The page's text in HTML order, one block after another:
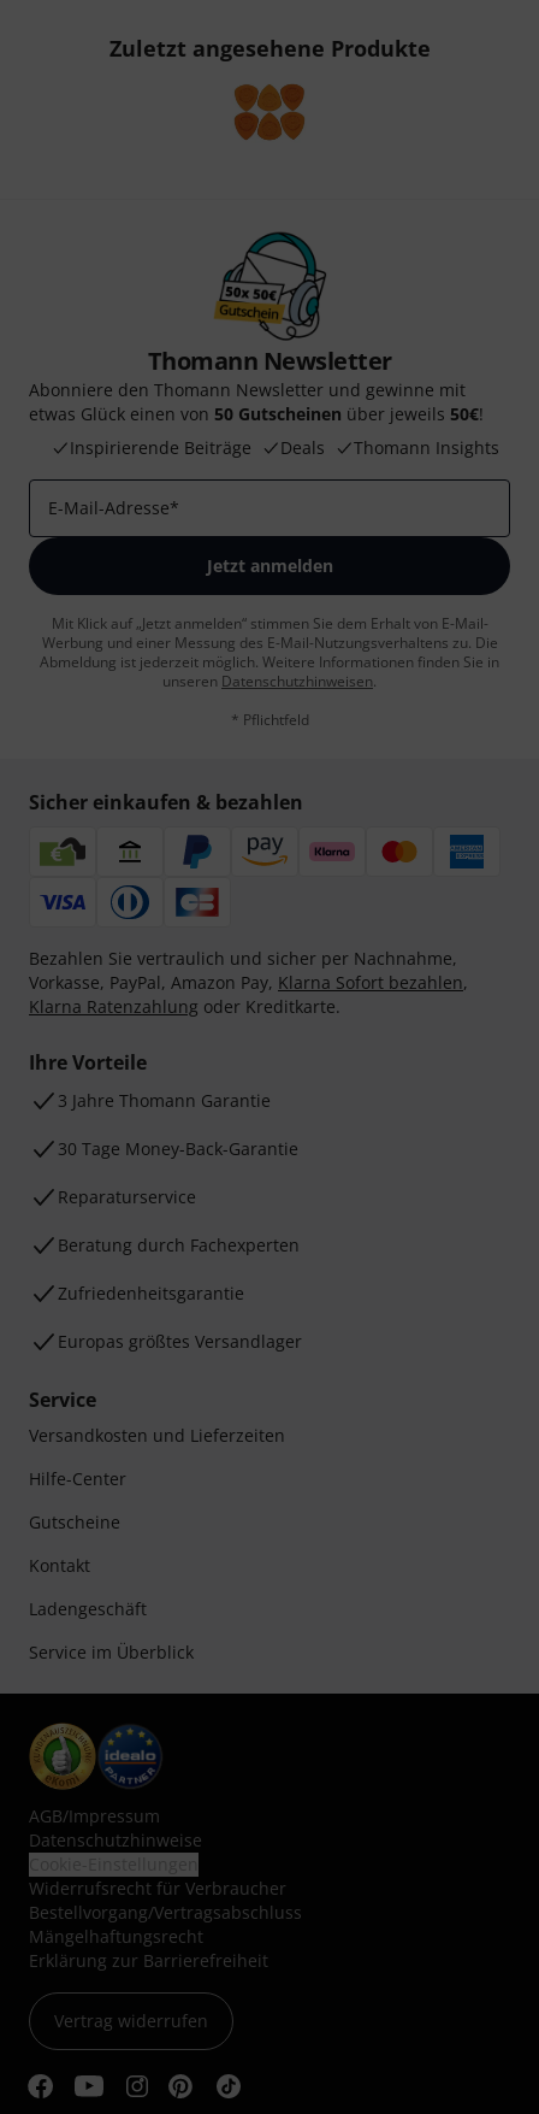
Zuletzt angesehene Produkte
Thomann Newsletter
Abonniere den Thomann Newsletter und gewinne mit
etwas Glück einen von 50 Gutscheinen über jeweils 50€!
Inspirierende Beiträge
Deals Thomann Insights
E-Mail-Adresse*
Jetzt anmelden
Mit Klick auf „Jetzt anmelden“ stimmen Sie dem Erhalt von E-Mail-
Werbung und einer Messung des E-Mail-Nutzungsverhaltens zu. Die
Abmeldung ist jederzeit möglich. Weitere Informationen finden Sie in
unseren Datenschutzhinweisen.
* Pflichtfeld
Sicher einkaufen & bezahlen
Bezahlen Sie vertraulich und sicher per Nachnahme,
Vorkasse, PayPal, Amazon Pay, Klarna Sofort bezahlen,
Klarna Ratenzahlung oder Kreditkarte.
Ihre Vorteile
3 Jahre Thomann Garantie
30 Tage Money-Back-Garantie
Reparaturservice
Beratung durch Fachexperten
Zufriedenheitsgarantie
Europas größtes Versandlager
Service
Versandkosten und Lieferzeiten
Hilfe-Center
Gutscheine
Kontakt
Ladengeschäft
Service im Überblick
AGB/Impressum
Datenschutzhinweise
Widerrufsrecht für Verbraucher
Bestellvorgang/Vertragsabschluss
Mängelhaftungsrecht
Erklärung zur Barrierefreiheit
Vertrag widerrufen